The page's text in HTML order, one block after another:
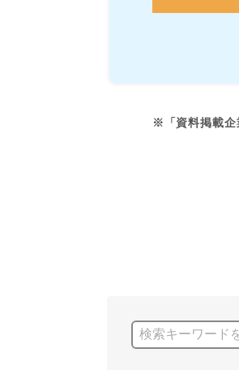
※「資料掲載企